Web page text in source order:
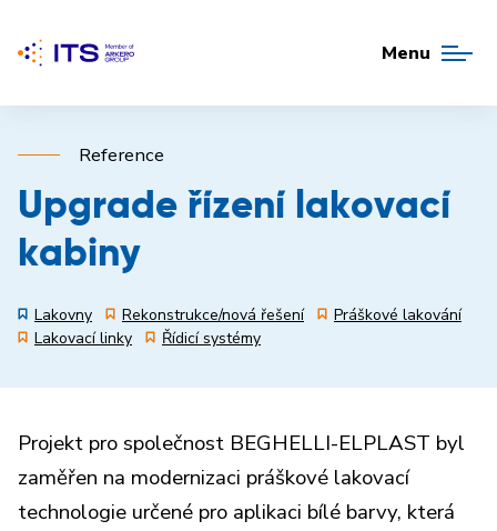
Menu
Reference
Upgrade řízení lakovací
kabiny
Lakovny Rekonstrukce/nová řešení
Práškové lakování
Lakovací linky
Řídicí systémy
Projekt pro společnost BEGHELLI-ELPLAST byl
zaměřen na modernizaci práškové lakovací
technologie určené pro aplikaci bílé barvy, která